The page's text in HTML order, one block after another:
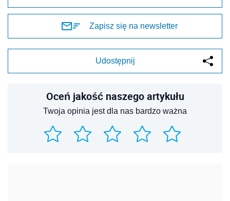
Zapisz się na newsletter
Udostępnij
Oceń jakość naszego artykułu
Twoja opinia jest dla nas bardzo ważna